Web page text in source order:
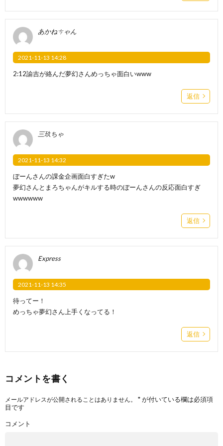
あかねㄘゃん
2021-11-13 14:28
2:12諭吉が絡んだ夢幻さんめっちゃ面白いwww
返信
三玖ちゃ
2021-11-13 14:32
ぼーんさんの課金企画面白すぎたw
夢幻さんとまろちゃんがキルする時のぼーんさんの反応面白すぎ
wwwwww
返信
Express
2021-11-13 14:35
待ってー！
めっちゃ夢幻さん上手くなってる！
返信
コメントを書く
メールアドレスが公開されることはありません。 *が付いている欄は必須項
目です
コメント